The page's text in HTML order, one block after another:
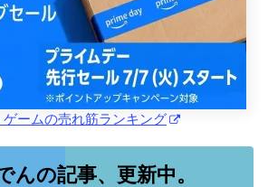
ゲームの売れ筋ランキング
んの記事、更新中。